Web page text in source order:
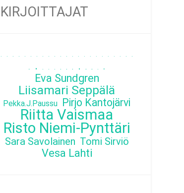
KIRJOITTAJAT
. . . . . . . . . . . . . . . . . . . . . . .
. . . . . . . . . .
Eva Sundgren
Liisamari Seppälä
Pekka.J.Paussu Pirjo Kantojärvi
Riitta Vaismaa
Risto Niemi-Pynttäri
Sara Savolainen Tomi Sirviö
Vesa Lahti